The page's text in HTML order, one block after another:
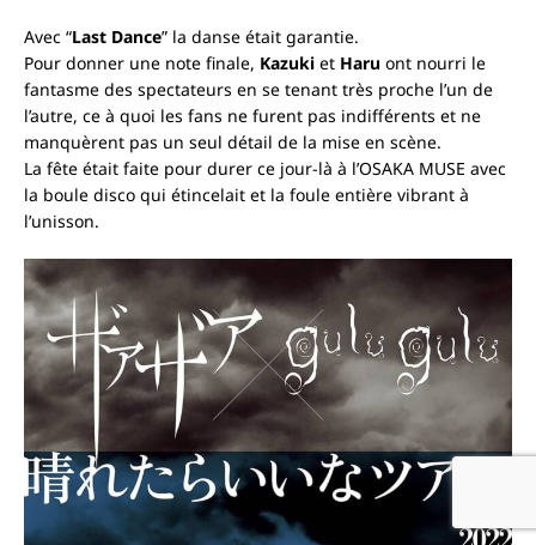
Avec “Last Dance” la danse était garantie.
Pour donner une note finale, Kazuki et Haru ont nourri le
fantasme des spectateurs en se tenant très proche l’un de
l’autre, ce à quoi les fans ne furent pas indifférents et ne
manquèrent pas un seul détail de la mise en scène.
La fête était faite pour durer ce jour-là à l’OSAKA MUSE avec
la boule disco qui étincelait et la foule entière vibrant à
l’unisson.